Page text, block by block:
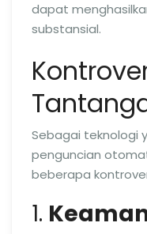
dapat
substansial.
Sebagai teknologi
penguncian
beberapa
1.